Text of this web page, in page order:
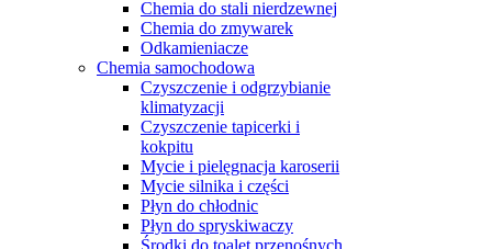
Chemia do stali nierdzewnej
Chemia do zmywarek
Odkamieniacze
Chemia samochodowa
Czyszczenie i odgrzybianie
klimatyzacji
Czyszczenie tapicerki i
kokpitu
Mycie i pielęgnacja karoserii
Mycie silnika i części
Płyn do chłodnic
Płyn do spryskiwaczy
Środki do toalet przenośnych